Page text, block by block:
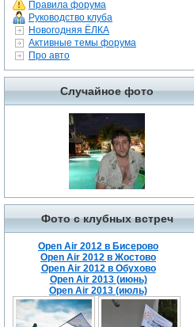
Правила форума
Руководство клуба
Новогодняя ЁЛКА
Активные темы форума
Про авто
Случайное фото
Фото с клубных встреч
Open Air 2012 в Бисерово
Open Air 2012 в Жостово
Open Air 2012 в Обухово
Open Air 2013 (июнь)
Open Air 2013 (июль)